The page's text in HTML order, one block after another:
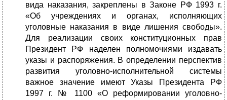
вида наказания, закреплены в Законе РФ 1993 г.
«Об учреждениях и органах, исполняющих
уголовные наказания в виде лишения свободы».
Для реализации своих конституционных прав
Президент РФ наделен полномочиями издавать
указы и распоряжения. В определении перспектив
развития уголовно-исполнительной системы
важное значение имеют Указы Президента РФ
1997 г. № 1100 «О реформировании уголовно-